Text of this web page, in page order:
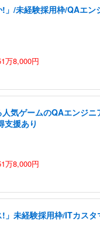
!」/未経験採用枠/QAエ
万8,000円
気ゲームのQAエンジニ
支援あり
万8,000円
!」未経験採用枠/ITカス